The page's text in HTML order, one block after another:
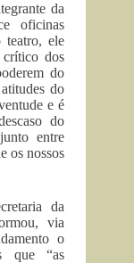
da
oficinas
teatro, ele
crítico dos
do
do
e é
do
entre
os nossos
da
via
o
que “as